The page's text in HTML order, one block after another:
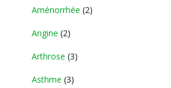
Aménorrhée (2)
Angine (2)
Arthrose (3)
Asthme (3)